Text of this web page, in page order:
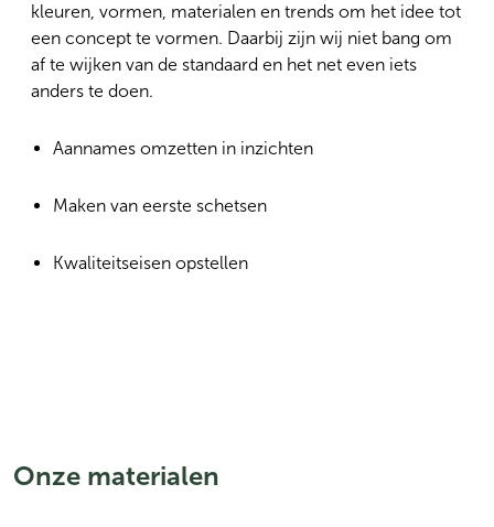
kleuren, vormen, materialen en trends om het idee tot
een concept te vormen. Daarbij zijn wij niet bang om
af te wijken van de standaard en het net even iets
anders te doen.
Aannames omzetten in inzichten
Maken van eerste schetsen
Kwaliteitseisen opstellen
Onze materialen